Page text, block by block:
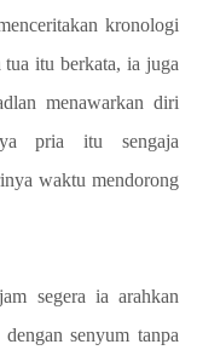
kronologi
itu berkata, ia juga
menawarkan diri
pria itu sengaja
waktu mendorong
segera ia arahkan
senyum tanpa